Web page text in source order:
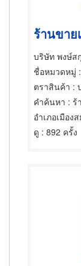
ร้านขาย
บริษัท พงษ์ส
ชื่อหมวดหมู่
ตราสินค้า :
คำค้นหา : ร้
อำเภอเมือง
ดู : 892 ครั้ง